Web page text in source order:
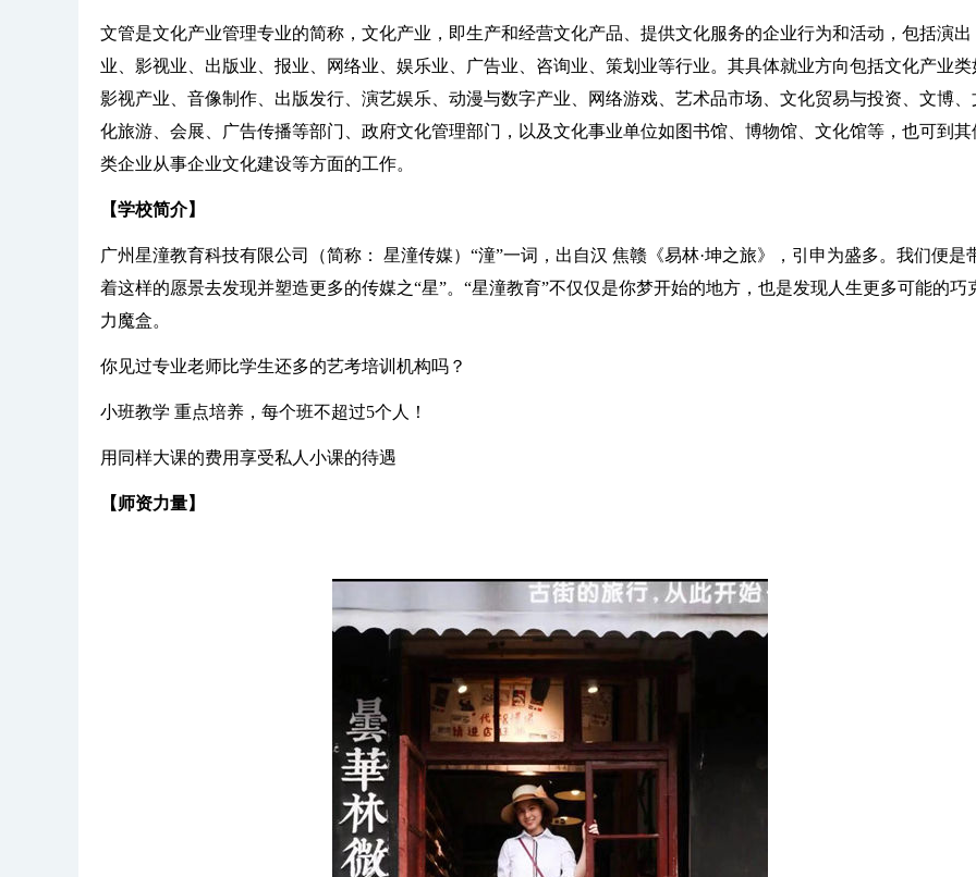
文管是文化产业管理专业的简称，文化产业，即生产和经营文化产品、提供文化服务的企业行为和活动，包括演出
业、影视业、出版业、报业、网络业、娱乐业、广告业、咨询业、策划业等行业。其具体就业方向包括文化产业类
影视产业、音像制作、出版发行、演艺娱乐、动漫与数字产业、网络游戏、艺术品市场、文化贸易与投资、文博、
化旅游、会展、广告传播等部门、政府文化管理部门，以及文化事业单位如图书馆、博物馆、文化馆等，也可到其
类企业从事企业文化建设等方面的工作。
【学校简介】
广州星潼教育科技有限公司（简称： 星潼传媒）“潼”一词，出自汉 焦赣《易林·坤之旅》，引申为盛多。我们便是
着这样的愿景去发现并塑造更多的传媒之“星”。“星潼教育”不仅仅是你梦开始的地方，也是发现人生更多可能的巧
力魔盒。
你见过专业老师比学生还多的艺考培训机构吗？
小班教学 重点培养，每个班不超过5个人！
用同样大课的费用享受私人小课的待遇
【师资力量】